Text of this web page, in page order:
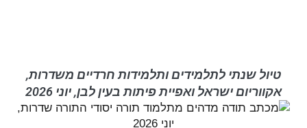
טיול שנתי לתלמידים ותלמידות חרדיים משדרות,
אקווריום ישראל ואפיית פיתות בעין לבן, יוני 2026